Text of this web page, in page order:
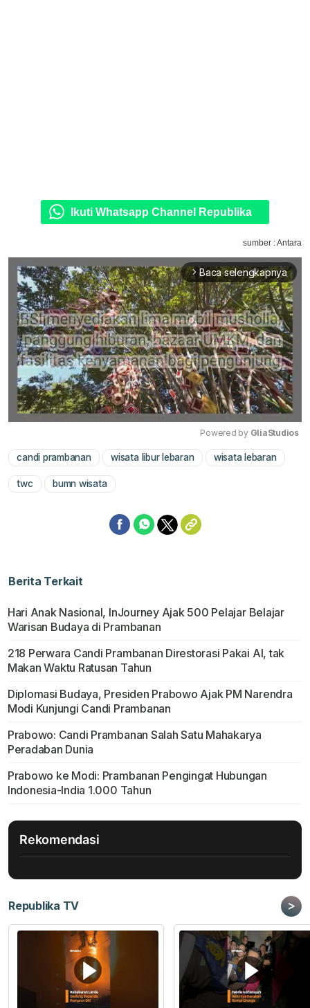
Ikuti Whatsapp Channel Republika
sumber : Antara
arrow_forward_ios Baca selengkapnya
Mute
Powered by GliaStudios
candi prambanan wisata libur lebaran wisata lebaran
twc bumn wisata
Berita Terkait
Hari Anak Nasional, InJourney Ajak 500 Pelajar Belajar
Warisan Budaya di Prambanan
218 Perwara Candi Prambanan Direstorasi Pakai AI, tak
Makan Waktu Ratusan Tahun
Diplomasi Budaya, Presiden Prabowo Ajak PM Narendra
Modi Kunjungi Candi Prambanan
Prabowo: Candi Prambanan Salah Satu Mahakarya
Peradaban Dunia
Prabowo ke Modi: Prambanan Pengingat Hubungan
Indonesia-India 1.000 Tahun
Rekomendasi
Republika TV >